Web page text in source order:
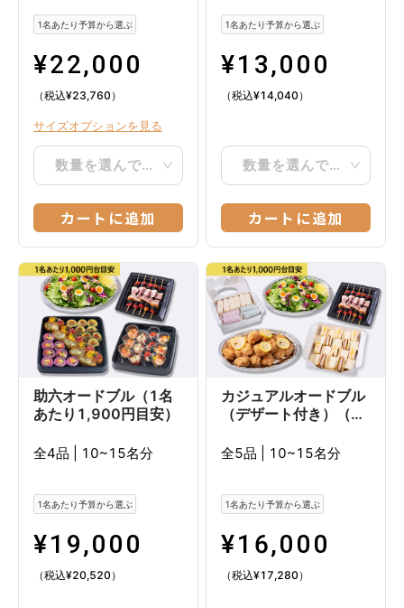
1名あたり予算から選ぶ
¥22,000
（税込¥23,760）
サイズオプションを見る
数量を選んでください
カートに追加
1名あたり予算から選ぶ
¥13,000
（税込¥14,040）
数量を選んでください
カートに追加
助六オードブル（1名
あたり1,900円目安）
全4品 10~15名分
1名あたり予算から選ぶ
¥19,000
（税込¥20,520）
カジュアルオードブル
（デザート付き）（1
安）
全5品 10~15名分
1名あたり予算から選ぶ
¥16,000
（税込¥17,280）